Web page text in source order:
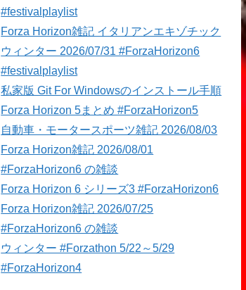
#festivalplaylist
Forza Horizon雑記 イタリアンエキゾチック
ウィンター 2026/07/31 #ForzaHorizon6
#festivalplaylist
私家版 Git For Windowsのインストール手順
Forza Horizon 5まとめ #ForzaHorizon5
自動車・モータースポーツ雑記 2026/08/03
Forza Horizon雑記 2026/08/01
#ForzaHorizon6 の雑談
Forza Horizon 6 シリーズ3 #ForzaHorizon6
Forza Horizon雑記 2026/07/25
#ForzaHorizon6 の雑談
ウィンター #Forzathon 5/22～5/29
#ForzaHorizon4